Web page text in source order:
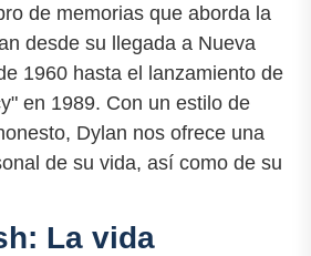
de memorias que aborda la
desde su llegada a Nueva
1960 hasta el lanzamiento de
en 1989. Con un estilo de
Dylan nos ofrece una
de su vida, así como de su
La vida